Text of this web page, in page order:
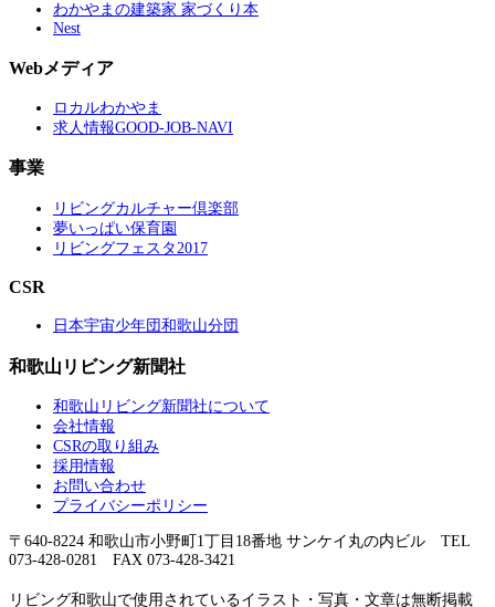
わかやまの建築家 家づくり本
Nest
Webメディア
ロカルわかやま
求人情報GOOD-JOB-NAVI
事業
リビングカルチャー倶楽部
夢いっぱい保育園
リビングフェスタ2017
CSR
日本宇宙少年団和歌山分団
和歌山リビング新聞社
和歌山リビング新聞社について
会社情報
CSRの取り組み
採用情報
お問い合わせ
プライバシーポリシー
〒640-8224 和歌山市小野町1丁目18番地 サンケイ丸の内ビル TEL
073-428-0281 FAX 073-428-3421
リビング和歌山で使用されているイラスト・写真・文章は無断掲載